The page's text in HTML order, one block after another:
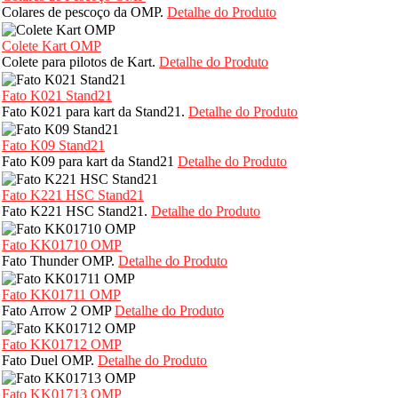
Colares de pescoço da OMP. Detalhe do Produto
Colete Kart OMP
Colete para pilotos de Kart. Detalhe do Produto
Fato K021 Stand21
Fato K021 para kart da Stand21. Detalhe do Produto
Fato K09 Stand21
Fato K09 para kart da Stand21 Detalhe do Produto
Fato K221 HSC Stand21
Fato K221 HSC Stand21. Detalhe do Produto
Fato KK01710 OMP
Fato Thunder OMP. Detalhe do Produto
Fato KK01711 OMP
Fato Arrow 2 OMPDetalhe do Produto
Fato KK01712 OMP
Fato Duel OMP. Detalhe do Produto
Fato KK01713 OMP